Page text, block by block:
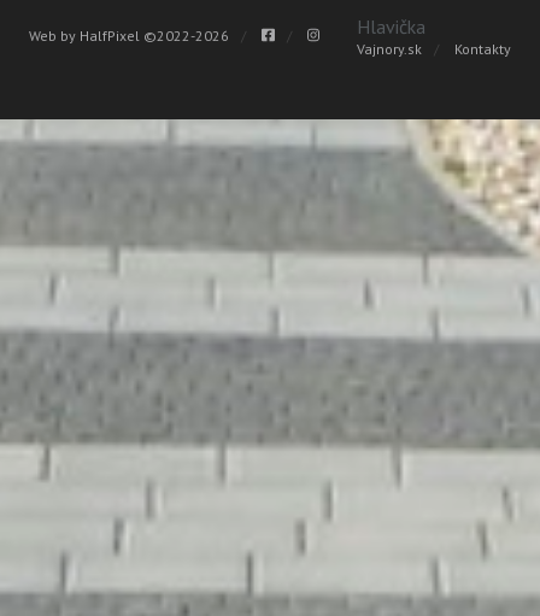
Vyhľadávanie
Web by HalfPixel ©2022-2026 Hlavička
Vajnory.sk Kontakty